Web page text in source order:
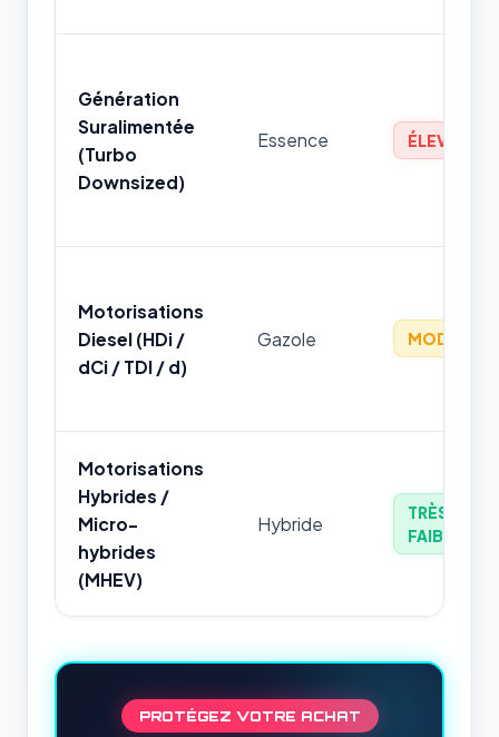
Génération
Suralimentée
(Turbo
Downsized)
Essence ÉLEVÉ
Motorisations
Diesel (HDi /
dCi / TDI / d)
Gazole MODÉRÉ
Motorisations
Hybrides /
Micro-
hybrides
(MHEV)
Hybride
TRÈS
FAIBLE
PROTÉGEZ VOTRE ACHAT